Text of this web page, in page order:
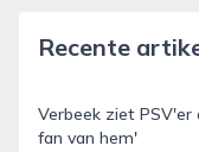
Recente
Verbeek ziet PSV'er
fan van hem'